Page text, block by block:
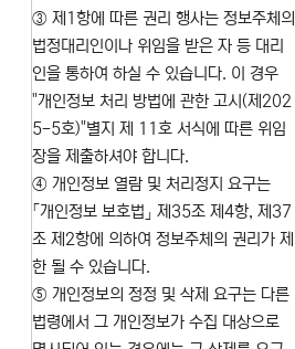
③ 제1항에 따른 권리 행사는 정보주체의
법정대리인이나 위임을 받은 자 등 대리
인을 통하여 하실 수 있습니다. 이 경우
"개인정보 처리 방법에 관한 고시(제202
5-5호)"별지 제 11호 서식에 따른 위임
장을 제출하셔야 합니다.
④ 개인정보 열람 및 처리정지 요구는
「개인정보 보호법」 제35조 제4항, 제37
조 제2항에 의하여 정보주체의 권리가 제
한 될 수 있습니다.
⑤ 개인정보의 정정 및 삭제 요구는 다른
법령에서 그 개인정보가 수집 대상으로